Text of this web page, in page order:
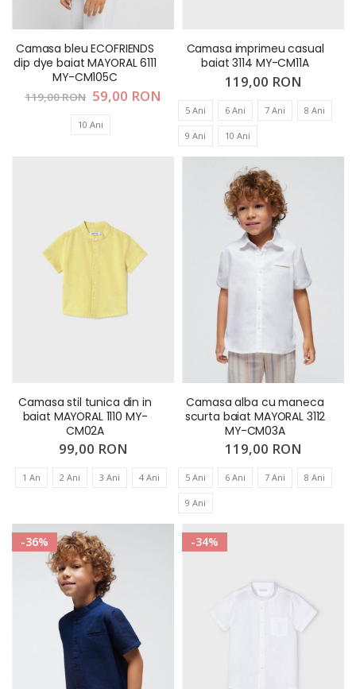
Camasa bleu ECOFRIENDS
dip dye baiat MAYORAL 6111
MY-CM105C
119,00 RON Pret
special
59,00 RON
10 Ani
Camasa imprimeu casual
baiat 3114 MY-CM11A
119,00 RON
5 Ani 6 Ani 7 Ani 8 Ani
9 Ani 10 Ani
Camasa stil tunica din in
baiat MAYORAL 1110 MY-
CM02A
99,00 RON
1 An 2 Ani 3 Ani 4 Ani
Camasa alba cu maneca
scurta baiat MAYORAL 3112
MY-CM03A
119,00 RON
5 Ani 6 Ani 7 Ani 8 Ani
9 Ani
-36% -34%